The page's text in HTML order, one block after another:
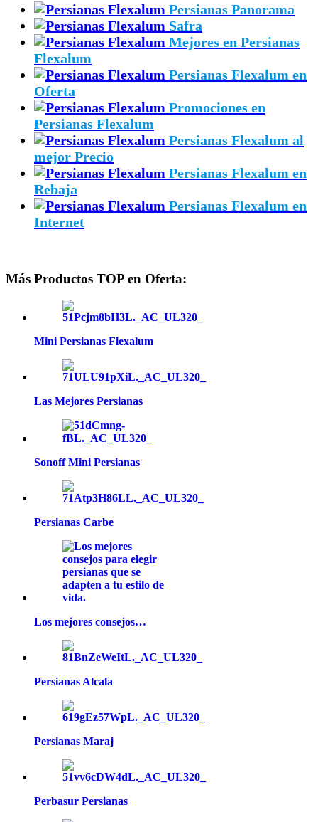
Persianas Panorama
Safra
Mejores en Persianas
Flexalum
Persianas Flexalum en
Oferta
Promociones en
Persianas Flexalum
Persianas Flexalum al
mejor Precio
Persianas Flexalum en
Rebaja
Persianas Flexalum en
Internet
Más Productos TOP en Oferta:
Mini Persianas Flexalum
Las Mejores Persianas
Sonoff Mini Persianas
Persianas Carbe
Los mejores consejos…
Persianas Alcala
Persianas Maraj
Perbasur Persianas